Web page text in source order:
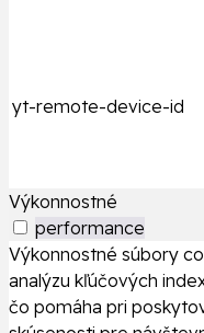
yt-remote-device-id
Výkonnostné
performance
Výkonnostné súbory
analýzu kľúčových
čo pomáha pri